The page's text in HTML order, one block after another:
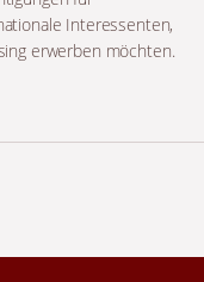
Interessenten,
erwerben möchten.